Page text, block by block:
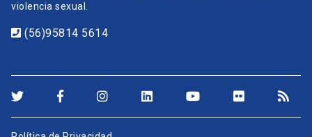
violencia sexual.
(56)95814 5614